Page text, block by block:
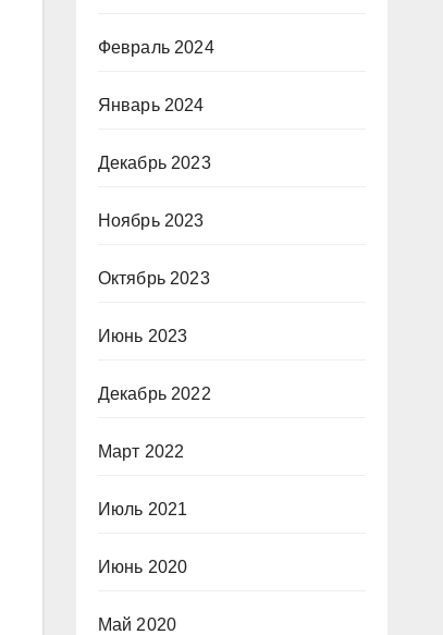
Февраль 2024
Январь 2024
Декабрь 2023
Ноябрь 2023
Октябрь 2023
Июнь 2023
Декабрь 2022
Март 2022
Июль 2021
Июнь 2020
Май 2020